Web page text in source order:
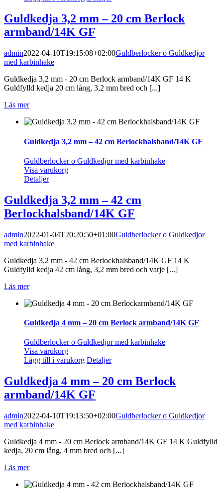
Guldkedja 3,2 mm – 20 cm Berlock
armband/14K GF
admin2022-04-10T19:15:08+02:00Guldberlocker o Guldkedjor
med karbinhake|
Guldkedja 3,2 mm - 20 cm Berlock armband/14K GF 14 K
Guldfylld kedja 20 cm lång, 3,2 mm bred och [...]
Läs mer
Guldkedja 3,2 mm – 42 cm Berlockhalsband/14K GF
Guldberlocker o Guldkedjor med karbinhake
Visa varukorg
Detaljer
Guldkedja 3,2 mm – 42 cm
Berlockhalsband/14K GF
admin2022-01-04T20:20:50+01:00Guldberlocker o Guldkedjor
med karbinhake|
Guldkedja 3,2 mm - 42 cm Berlockhalsband/14K GF 14 K
Guldfylld kedja 42 cm lång, 3,2 mm bred och varje [...]
Läs mer
Guldkedja 4 mm – 20 cm Berlock armband/14K GF
Guldberlocker o Guldkedjor med karbinhake
Visa varukorg
Lägg till i varukorg Detaljer
Guldkedja 4 mm – 20 cm Berlock
armband/14K GF
admin2022-04-10T19:13:50+02:00Guldberlocker o Guldkedjor
med karbinhake|
Guldkedja 4 mm - 20 cm Berlock armband/14K GF 14 K Guldfylld
kedja, 20 cm lång, 4 mm bred och [...]
Läs mer